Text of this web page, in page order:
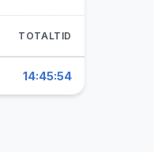
TOTALTID
14:45:54